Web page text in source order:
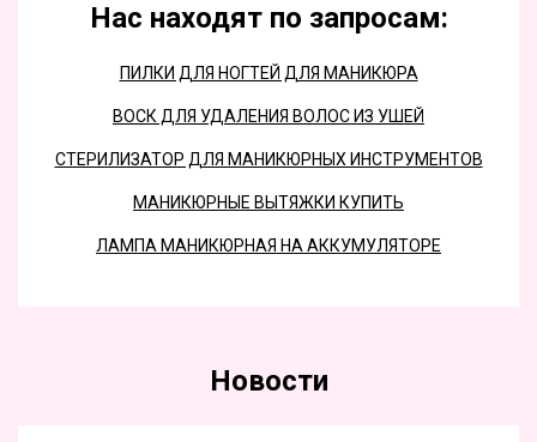
Нас находят по запросам:
ПИЛКИ ДЛЯ НОГТЕЙ ДЛЯ МАНИКЮРА
ВОСК ДЛЯ УДАЛЕНИЯ ВОЛОС ИЗ УШЕЙ
СТЕРИЛИЗАТОР ДЛЯ МАНИКЮРНЫХ ИНСТРУМЕНТОВ
МАНИКЮРНЫЕ ВЫТЯЖКИ КУПИТЬ
ЛАМПА МАНИКЮРНАЯ НА АККУМУЛЯТОРЕ
Новости